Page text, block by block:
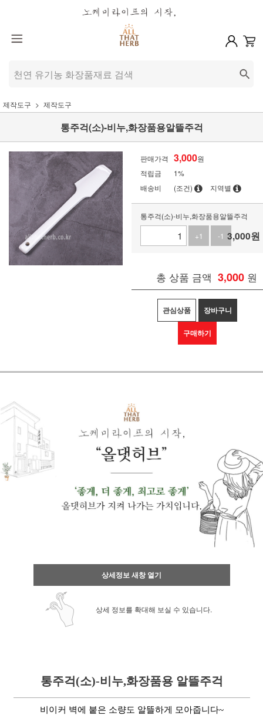
제작도구 제작도구
통주걱(소)-비누,화장품용알뜰주걱
판매가격 3,000원
적립금
1%
배송비
(조건) 지역별
통주걱(소)-비누,화장품용알뜰주걱
+1
-1 3,000원
총 상품 금액 3,000 원
관심상품 장바구니
구매하기
상세정보 새창 열기
상세 정보를 확대해 보실 수 있습니다.
통주걱(소)-비누,화장품용 알뜰주걱
비이커 벽에 붙은 소량도 알뜰하게 모아줍니다~